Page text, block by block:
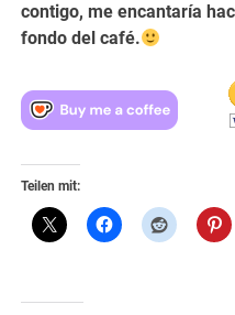
contigo, me encantaría
fondo del café.
Teilen mit: